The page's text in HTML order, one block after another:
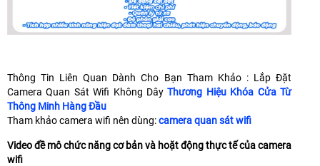
Thông Tin Liên Quan Dành Cho Bạn Tham Khảo : Lắp Đặt
Camera Quan Sát Wifi Không DâyThương Hiệu Khóa Cửa Từ
Thông Minh Hàng Đầu
Tham khảo camera wifi nên dùng:camera quan sát wifi
Video đề mô chức năng cơ bản và hoặt động thực tế của camera
wifi